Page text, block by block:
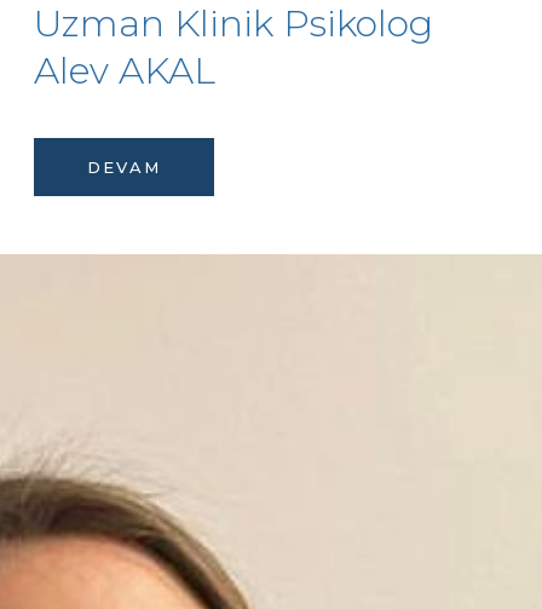
Uzman Klinik Psikolog
Alev AKAL
DEVAM